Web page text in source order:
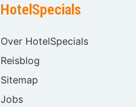
HotelSpecials
Over HotelSpecials
Reisblog
Sitemap
Jobs